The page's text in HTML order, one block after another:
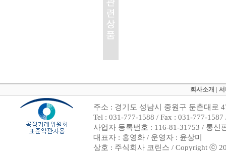
회사소개
주소 : 경기도 성남시 중원구 둔촌대로
Tel : 031-777-1588 / Fax : 031-777-
사업자 등록번호 : 116-81-31753 / 통신
대표자 : 홍영화 / 운영자 : 윤상미
상호 : 주식회사 코린스 / Copyright ⓒ